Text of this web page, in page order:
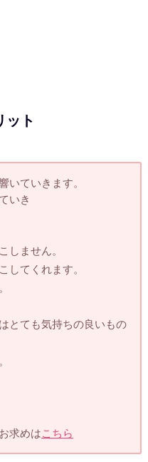
ット
いていきます。
いき
しません。
してくれます。
とても気持ちの良いもの
求めはこちら